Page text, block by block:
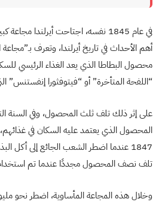
في عام 1845 نفسه، اجتاحت أيرلندا
أهم الأحداث في تاريخ أيرلندا، وتعرف
محصول البطاطا الذي يعد الغذاء الرئيسي
“اللفحة المتأخرة” أو “فيتوفثورا إنفستنس”
المحصول الذي يعتمد عليه السكان في
1847 عندما اضطر الشعب الجائع إلى أكل
تلف نصف المحصول مجددًا عندما تم
وخلال هذه المجاعة المأساوية، اضطر نحو